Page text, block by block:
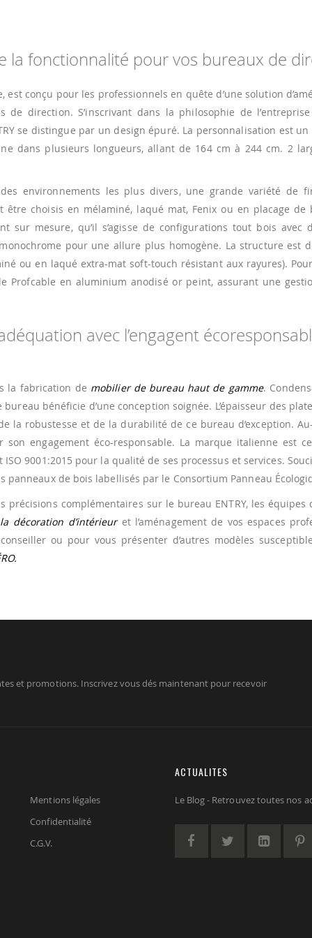
la fonctionnalité pour vos bureaux de
est conçu pour les professionnels en quête d’une solution
direction. S’inscrivant dans la philosophie de
se distingue par un design épuré. La personnalisation est un
dans plusieurs longueurs, allant de 164 cm à 244 cm. 2
environnements les plus divers, une grande variété de
choisis en mélaminé, laqué mat, Fenix ou en placage de
sur mesure, qu’il s’agisse de configurations tout bois avec
pour une allure plus homogène. La structure est
ou en laqué extra-mat soft-touch résistant aux rayures).
Profcable en aluminium anodisé or peint, assurant une
avec l’engagent
la fabrication de mobilier de bureau haut de gamme.
bénéficie d’une conception soignée. L’épaisseur des
la robustesse et de la durabilité de ce bureau d’exception.
engagement éco-responsable. La marque italienne est
9001:2015 pour la qualité de ses processus et services.
de bois labellisés par le Consortium Panneau
précisions complémentaires sur le bureau ENTRY, les équipes
la décoration d’intérieuret l’aménagement de vos espaces
ou pour vous présenter d’autres modèles
et promotions. Inscrivez vous dés maintenant pour recevoir
Mentions légales
Confidentialité
C.G.V.
ACTUALITES
Le Blog - Retrouvez toutes nos